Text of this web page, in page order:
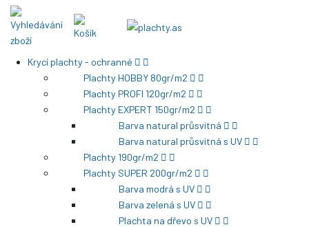
Krycí plachty - ochranné
Plachty HOBBY 80gr/m2
Plachty PROFI 120gr/m2
Plachty EXPERT 150gr/m2
Barva natural průsvitná
Barva natural průsvitná s UV
Plachty 190gr/m2
Plachty SUPER 200gr/m2
Barva modrá s UV
Barva zelená s UV
Plachta na dřevo s UV